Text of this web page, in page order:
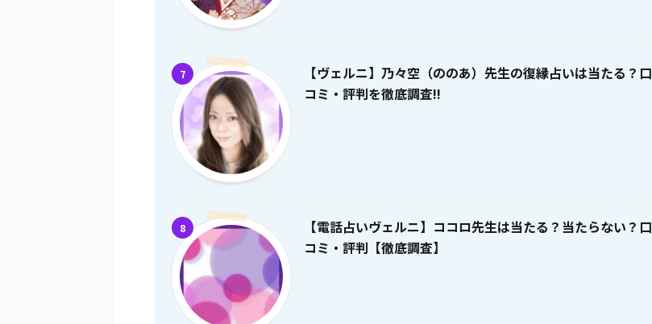
7
【ヴェルニ】乃々空（ののあ）先生の復縁占いは当たる？口
コミ・評判を徹底調査!!
8
【電話占いヴェルニ】ココロ先生は当たる？当たらない？口
コミ・評判【徹底調査】